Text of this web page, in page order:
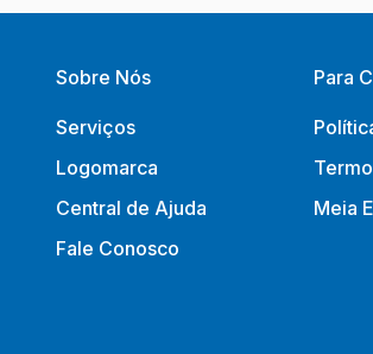
Sobre Nós
Serviços
Logomarca
Central de Ajuda
Fale Conosco
Para
Meia